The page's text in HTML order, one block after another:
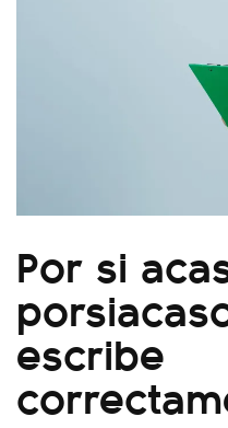
Por si
escribe